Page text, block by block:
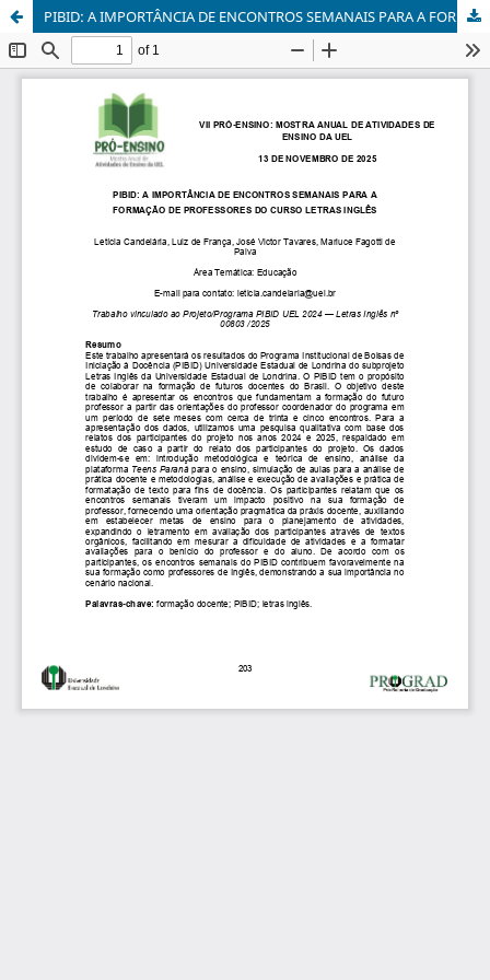
PIBID: A IMPORTÂNCIA DE ENCONTROS SEMANAIS PARA A FORMAÇÃO DE PROFESSORES DO CURSO LETRAS INGLÊS